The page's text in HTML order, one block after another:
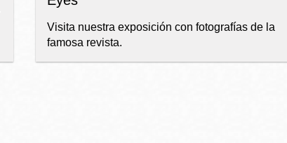
Visita nuestra exposición con fotografías de la
famosa revista.